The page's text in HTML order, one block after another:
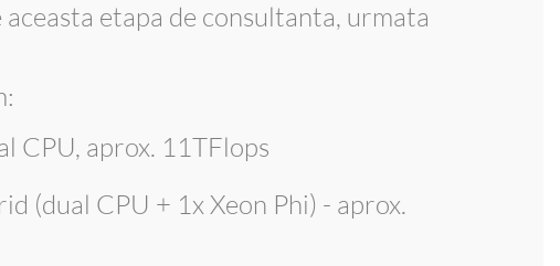
etapa de consultanta, urmata
CPU, aprox. 11TFlops
(dual CPU + 1x Xeon Phi) - aprox.